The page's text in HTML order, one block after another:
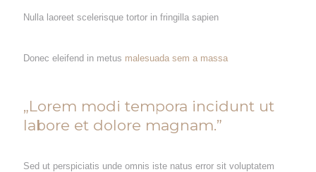
Nulla laoreet scelerisque tortor in fringilla sapien
Donec eleifend in metus malesuada sem a massa
„Lorem modi tempora incidunt ut
labore et dolore magnam.”
Sed ut perspiciatis unde omnis iste natus error sit voluptatem